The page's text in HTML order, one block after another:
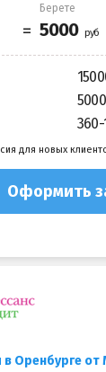
Берете
для новых
Оформить
в Оренбурге